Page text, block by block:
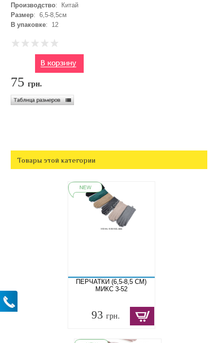
Производство: Китай
Размер: 6,5-8,5см
В упаковке: 12
75грн.
Товары этой категории
ПЕРЧАТКИ (6,5-8,5 СМ)
МИКС 3-52
93грн.